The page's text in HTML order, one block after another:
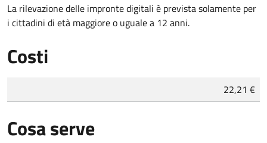
La rilevazione delle impronte digitali è prevista solamente per
i cittadini di età maggiore o uguale a 12 anni.
Costi
22,21 €
Cosa serve